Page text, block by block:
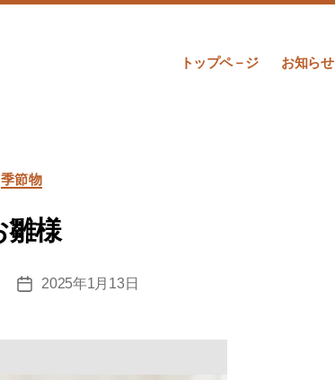
トップペ－ジ お知らせ
Categories
季節物
雛様
Post2025年1月13日